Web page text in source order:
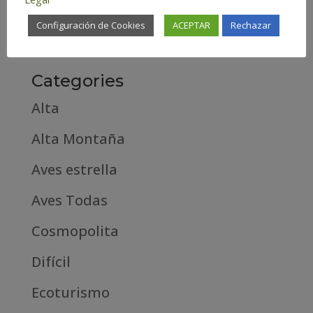
febrero 2019
septiembre 2018
Categories
Alta
Alta Montaña
Aves estrella
Aves Todas
Cosmopolita
Difícil
Ecoturismo
Configuración de Cookies ACEPTAR Rechazar